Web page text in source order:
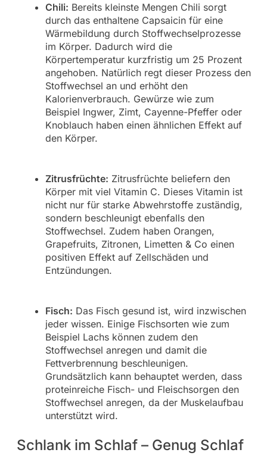
Chili: Bereits kleinste Mengen Chili sorgt
durch das enthaltene Capsaicin für eine
Wärmebildung durch Stoffwechselprozesse
im Körper. Dadurch wird die
Körpertemperatur kurzfristig um 25 Prozent
angehoben. Natürlich regt dieser Prozess den
Stoffwechsel an und erhöht den
Kalorienverbrauch. Gewürze wie zum
Beispiel Ingwer, Zimt, Cayenne-Pfeffer oder
Knoblauch haben einen ähnlichen Effekt auf
den Körper.
Zitrusfrüchte: Zitrusfrüchte beliefern den
Körper mit viel Vitamin C. Dieses Vitamin ist
nicht nur für starke Abwehrstoffe zuständig,
sondern beschleunigt ebenfalls den
Stoffwechsel. Zudem haben Orangen,
Grapefruits, Zitronen, Limetten & Co einen
positiven Effekt auf Zellschäden und
Entzündungen.
Fisch: Das Fisch gesund ist, wird inzwischen
jeder wissen. Einige Fischsorten wie zum
Beispiel Lachs können zudem den
Stoffwechsel anregen und damit die
Fettverbrennung beschleunigen.
Grundsätzlich kann behauptet werden, dass
proteinreiche Fisch- und Fleischsorgen den
Stoffwechsel anregen, da der Muskelaufbau
unterstützt wird.
Schlank im Schlaf – Genug Schlaf